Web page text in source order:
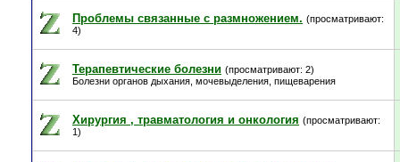
Проблемы связанные с размножением. (просматривают:
4)
Терапевтические болезни (просматривают: 2)
Болезни органов дыхания, мочевыделения, пищеварения
Хирургия , травматология и онкология (просматривают:
1)